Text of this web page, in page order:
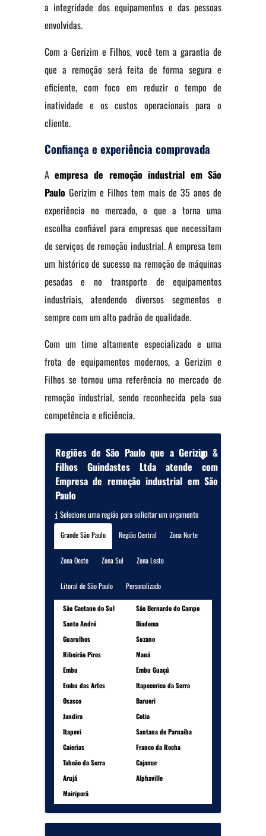
a integridade dos equipamentos e das pessoas
envolvidas.
Com a Gerizim e Filhos, você tem a garantia de
que a remoção será feita de forma segura e
eficiente, com foco em reduzir o tempo de
inatividade e os custos operacionais para o
cliente.
Confiança e experiência comprovada
Aempresa de remoção industrial em São
PauloGerizim e Filhos tem mais de 35 anos de
experiência no mercado, o que a torna uma
escolha confiável para empresas que necessitam
de serviços de remoção industrial. A empresa tem
um histórico de sucesso na remoção de máquinas
pesadas e no transporte de equipamentos
industriais, atendendo diversos segmentos e
sempre com um alto padrão de qualidade.
Com um time altamente especializado e uma
frota de equipamentos modernos, a Gerizim e
Filhos se tornou uma referência no mercado de
remoção industrial, sendo reconhecida pela sua
competência e eficiência.
Regiões de São Paulo que a Gerizim &
Filhos Guindastes Ltda atende com
Empresa de remoção industrial em São
Paulo
Selecione uma região para solicitar um orçamento
Grande São Paulo Região Central Zona Norte
Zona Oeste Zona Sul Zona Leste
Litoral de São Paulo Personalizado
São Caetano do Sul
São Bernardo do Campo
Santo André
Diadema
Guarulhos
Suzano
Ribeirão Pires
Mauá
Embu
Embu Guaçú
Embu das Artes
Itapecerica da Serra
Osasco
Barueri
Jandira
Cotia
Itapevi
Santana de Parnaíba
Caierias
Franco da Rocha
Taboão da Serra
Cajamar
Arujá
Alphaville
Mairiporã